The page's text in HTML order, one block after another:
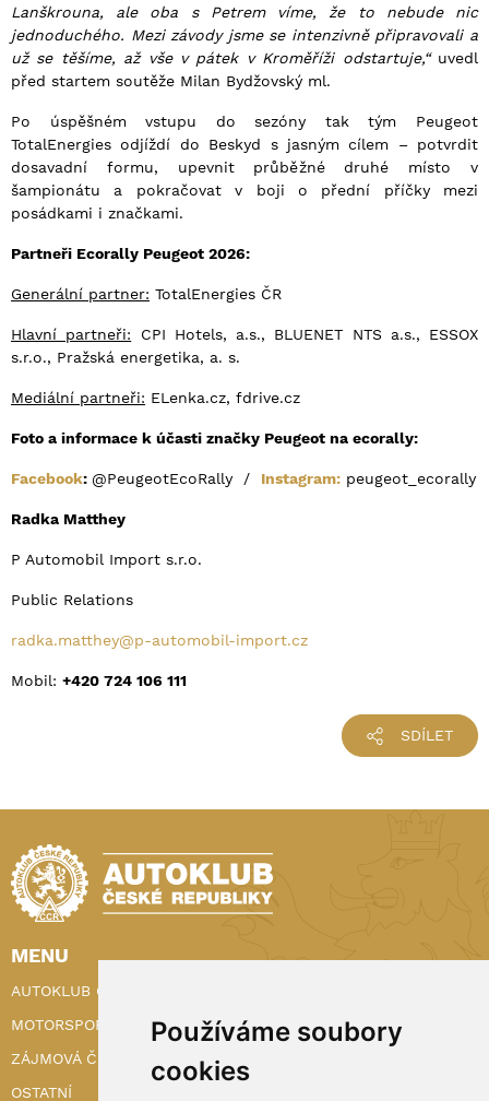
Používáme soubory
cookies
Lanškrouna, ale oba s Petrem víme, že to nebude nic
jednoduchého. Mezi závody jsme se intenzivně připravovali a
už se těšíme, až vše v pátek v Kroměříži odstartuje,“uvedl
před startem soutěže Milan Bydžovský ml.
Po úspěšném vstupu do sezóny tak tým Peugeot
TotalEnergies odjíždí do Beskyd s jasným cílem – potvrdit
dosavadní formu, upevnit průběžné druhé místo v
šampionátu a pokračovat v boji o přední příčky mezi
posádkami i značkami.
Partneři Ecorally Peugeot 2026:
Generální partner: TotalEnergies ČR
Hlavní partneři: CPI Hotels, a.s., BLUENET NTS a.s., ESSOX
s.r.o., Pražská energetika, a. s.
Mediální partneři: ELenka.cz, fdrive.cz
Foto a informace k účasti značky Peugeot na ecorally:
Facebook: @PeugeotEcoRally / Instagram: peugeot_ecorally
Radka Matthey
P Automobil Import s.r.o.
Public Relations
radka.matthey@p-automobil-import.cz
Mobil: +420 724 106 111
SDÍLET
MENU
AUTOKLUB ČR
MOTORSPORT
ZÁJMOVÁ ČINNOST
OSTATNÍ